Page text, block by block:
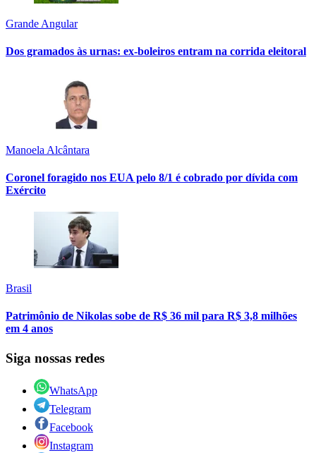
Grande Angular
Dos gramados às urnas: ex-boleiros entram na corrida eleitoral
Manoela Alcântara
Coronel foragido nos EUA pelo 8/1 é cobrado por dívida com
Exército
Brasil
Patrimônio de Nikolas sobe de R$ 36 mil para R$ 3,8 milhões
em 4 anos
Siga nossas redes
WhatsApp
Telegram
Facebook
Instagram